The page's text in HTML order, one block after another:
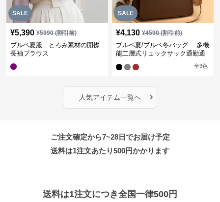
SALE
¥5,390 ¥5990(割引前)
ブルベ夏服 とろみ素材の開襟
長袖ブラウス
SALE
¥4,130 ¥4590(割引前)
ブルベ夏/ブルベ冬バッグ 多機
能二層式リュックサック通勤通
全3色
人気アイテム一覧へ ›
ご注文確定から7~28日でお届け予定
送料は1注文あたり500円かかります
送料は1注文につき全国一律500円